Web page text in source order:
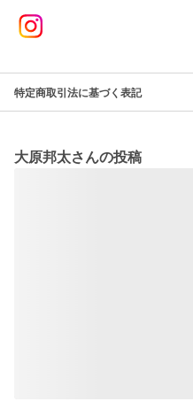
特定商取引法に基づく表記
大原邦太さんの投稿